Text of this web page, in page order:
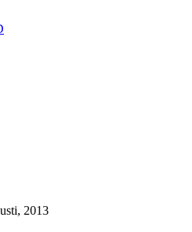
2013